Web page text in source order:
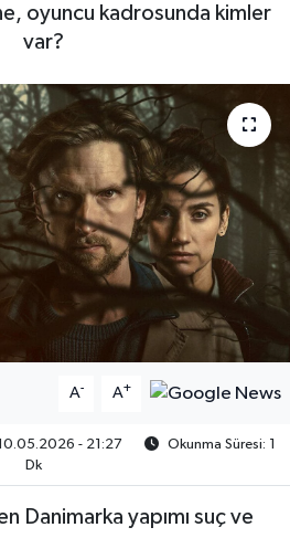
oyuncu kadrosunda kimler
var?
A- A+
- 21:27
Okunma Süresi: 1
Dk
Danimarka yapımı suç ve